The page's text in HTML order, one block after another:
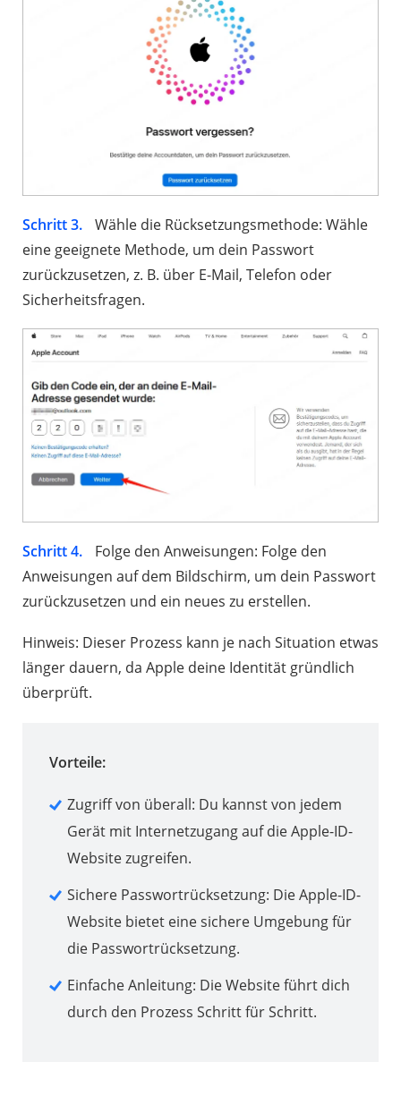
Schritt 3.
Wähle die Rücksetzungsmethode: Wähle
eine geeignete Methode, um dein Passwort
zurückzusetzen, z. B. über E-Mail, Telefon oder
Sicherheitsfragen.
Schritt 4.
Folge den Anweisungen: Folge den
Anweisungen auf dem Bildschirm, um dein Passwort
zurückzusetzen und ein neues zu erstellen.
Hinweis: Dieser Prozess kann je nach Situation etwas
länger dauern, da Apple deine Identität gründlich
überprüft.
Vorteile:
Zugriff von überall: Du kannst von jedem
Gerät mit Internetzugang auf die Apple-ID-
Website zugreifen.
Sichere Passwortrücksetzung: Die Apple-ID-
Website bietet eine sichere Umgebung für
die Passwortrücksetzung.
Einfache Anleitung: Die Website führt dich
durch den Prozess Schritt für Schritt.